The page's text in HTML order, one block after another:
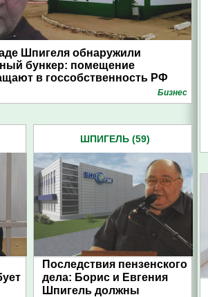
Шпигеля обнаружили
бункер: помещение
в госсобственность РФ
Бизнес
ШПИГЕЛЬ (59)
Последствия пензенского
дела: Борис и Евгения
Шпигель должны